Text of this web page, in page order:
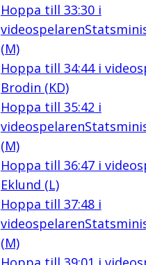
Hoppa till 33:30i
videospelaren
(M)
Hoppa till 34:44i
Brodin (KD)
Hoppa till 35:42 i
videospelaren
(M)
Hoppa till 36:47i
Eklund (L)
Hoppa till 37:48i
videospelaren
(M)